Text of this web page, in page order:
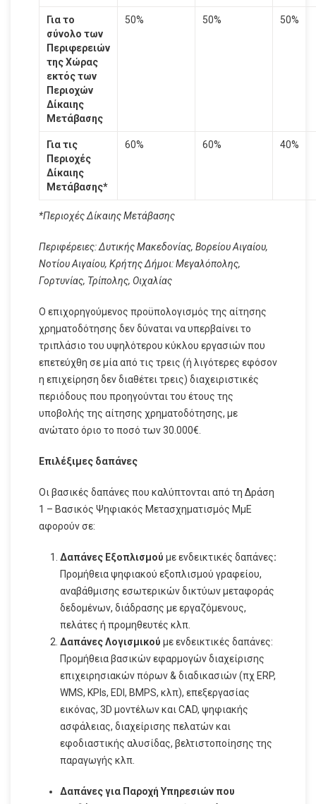
Για το
σύνολο των
Περιφερειών
της Χώρας
εκτός των
Περιοχών
Δίκαιης
Μετάβασης
50% 50% 50%
Για τις
Περιοχές
Δίκαιης
Μετάβασης*
60% 60% 40%
*Περιοχές Δίκαιης Μετάβασης
Περιφέρειες: Δυτικής Μακεδονίας, Βορείου Αιγαίου,
Νοτίου Αιγαίου, Κρήτης Δήμοι: Μεγαλόπολης,
Γορτυνίας, Τρίπολης, Οιχαλίας
Ο επιχορηγούμενος προϋπολογισμός της αίτησης
χρηματοδότησης δεν δύναται να υπερβαίνει το
τριπλάσιο του υψηλότερου κύκλου εργασιών που
επετεύχθη σε μία από τις τρεις (ή λιγότερες εφόσον
η επιχείρηση δεν διαθέτει τρεις) διαχειριστικές
περιόδους που προηγούνται του έτους της
υποβολής της αίτησης χρηματοδότησης, με
ανώτατο όριο το ποσό των 30.000€.
Επιλέξιμες δαπάνες
Οι βασικές δαπάνες που καλύπτονται από τη Δράση
1 – Βασικός Ψηφιακός Μετασχηματισμός ΜμΕ
αφορούν σε:
Δαπάνες Εξοπλισμού με ενδεικτικές δαπάνες:
Προμήθεια ψηφιακού εξοπλισμού γραφείου,
αναβάθμισης εσωτερικών δικτύων μεταφοράς
δεδομένων, διάδρασης με εργαζόμενους,
πελάτες ή προμηθευτές κλπ.
Δαπάνες Λογισμικού με ενδεικτικές δαπάνες:
Προμήθεια βασικών εφαρμογών διαχείρισης
επιχειρησιακών πόρων & διαδικασιών (πχ ERP,
WMS, KPIs, ΕDI, ΒΜPS, κλπ), επεξεργασίας
εικόνας, 3D μοντέλων και CAD, ψηφιακής
ασφάλειας, διαχείρισης πελατών και
εφοδιαστικής αλυσίδας, βελτιστοποίησης της
παραγωγής κλπ.
Δαπάνες για Παροχή Υπηρεσιών που